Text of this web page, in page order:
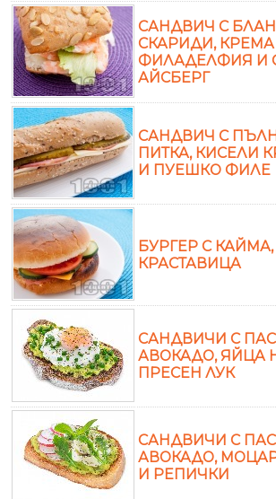
САНДВИЧ С
СКАРИДИ,
ФИЛАДЕЛФИЯ И
АЙСБЕРГ
САНДВИЧ С
ПИТКА, КИСЕЛИ
И ПУЕШКО ФИЛЕ
БУРГЕР С
КРАСТАВИЦА
САНДВИЧИ С
АВОКАДО, ЯЙЦА
ПРЕСЕН ЛУК
САНДВИЧИ С
АВОКАДО,
И РЕПИЧКИ